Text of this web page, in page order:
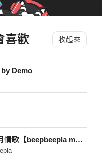
喜歡 收起來
Demo
情歌【beepbeepla music】
街聲音樂獎
單生活節
吧